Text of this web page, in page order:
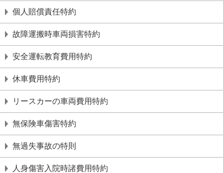
個⼈賠償責任特約
故障運搬時⾞両損害特約
安全運転教育費⽤特約
休⾞費⽤特約
リースカーの⾞両費⽤特約
無保険⾞傷害特約
無過失事故の特則
⼈⾝傷害⼊院時諸費⽤特約